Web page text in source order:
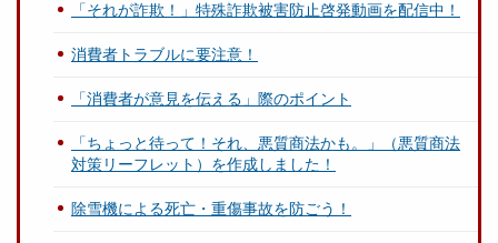
「それが詐欺！」特殊詐欺被害防止啓発動画を配信中！
消費者トラブルに要注意！
「消費者が意見を伝える」際のポイント
「ちょっと待って！それ、悪質商法かも。」（悪質商法
対策リーフレット）を作成しました！
除雪機による死亡・重傷事故を防ごう！